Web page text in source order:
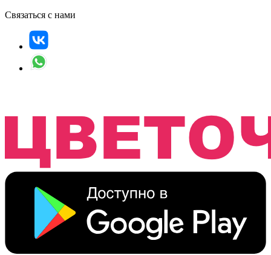
Связаться с нами